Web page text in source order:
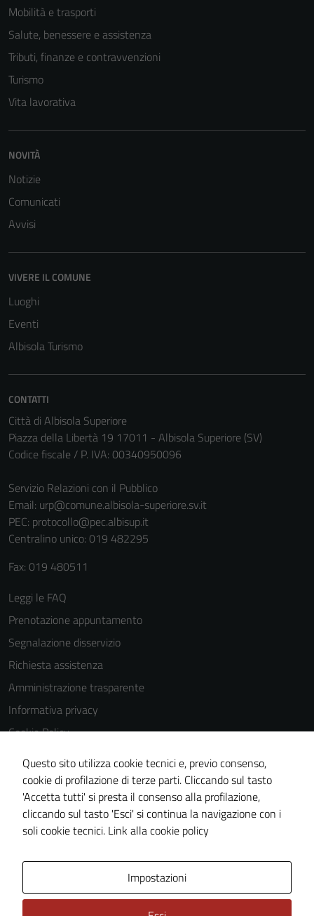
Mobilità e trasporti
Salute, benessere e assistenza
Tributi, finanze e contravvenzioni
Turismo
Vita lavorativa
NOVITÀ
Notizie
Comunicati
Avvisi
VIVERE IL COMUNE
Luoghi
Eventi
Albisola Turismo
CONTATTI
Città di Albisola Superiore
Piazza della Libertà 19 17011 - Albisola Superiore (SV)
Codice fiscale / P. IVA: 00340950096
Servizio Relazioni con il Pubblico
Email: urp@comune.albisola-superiore.sv.it
PEC: protocollo@pec.albisup.it
Centralino unico: 019 482295
Fax: 019 480511
Leggi le FAQ
Prenotazione appuntamento
Segnalazione disservizio
Richiesta assistenza
Amministrazione trasparente
Informativa privacy
Cookie Policy
Note legali
Dichiarazione di accessibilità
Piano di miglioramento del sito
Statistiche sito web
Questo sito utilizza cookie tecnici e, previo consenso,
cookie di profilazione di terze parti. Cliccando sul tasto
'Accetta tutti' si presta il consenso alla profilazione,
cliccando sul tasto 'Esci' si continua la navigazione con i
soli cookie tecnici. Link alla cookie policy
Impostazioni
sono necessari
possono
essere
non raccolgono